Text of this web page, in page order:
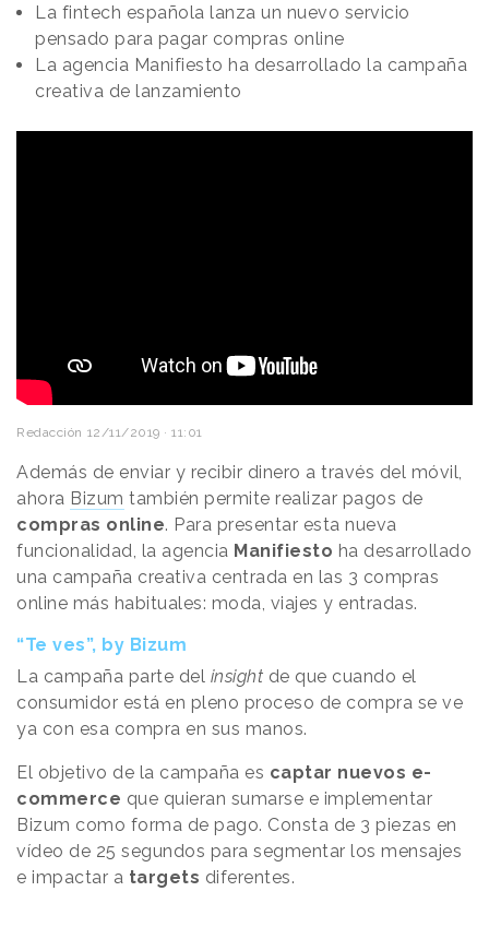
La fintech española lanza un nuevo servicio
pensado para pagar compras online
La agencia Manifiesto ha desarrollado la campaña
creativa de lanzamiento
Redacción 12/11/2019 · 11:01
Además de enviar y recibir dinero a través del móvil,
ahora Bizum también permite realizar pagos de
compras online. Para presentar esta nueva
funcionalidad, la agencia Manifiesto ha desarrollado
una campaña creativa centrada en las 3 compras
online más habituales: moda, viajes y entradas.
“Te ves”, by Bizum
La campaña parte del insight de que cuando el
consumidor está en pleno proceso de compra se ve
ya con esa compra en sus manos.
El objetivo de la campaña es captar nuevos e-
commerce que quieran sumarse e implementar
Bizum como forma de pago. Consta de 3 piezas en
vídeo de 25 segundos para segmentar los mensajes
e impactar a targets diferentes.